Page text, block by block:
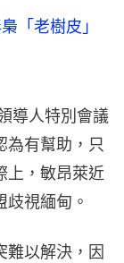
「老樹皮」
導人特別會議
為有幫助，只
上，敏昂萊近
視緬甸。
難以解決，因